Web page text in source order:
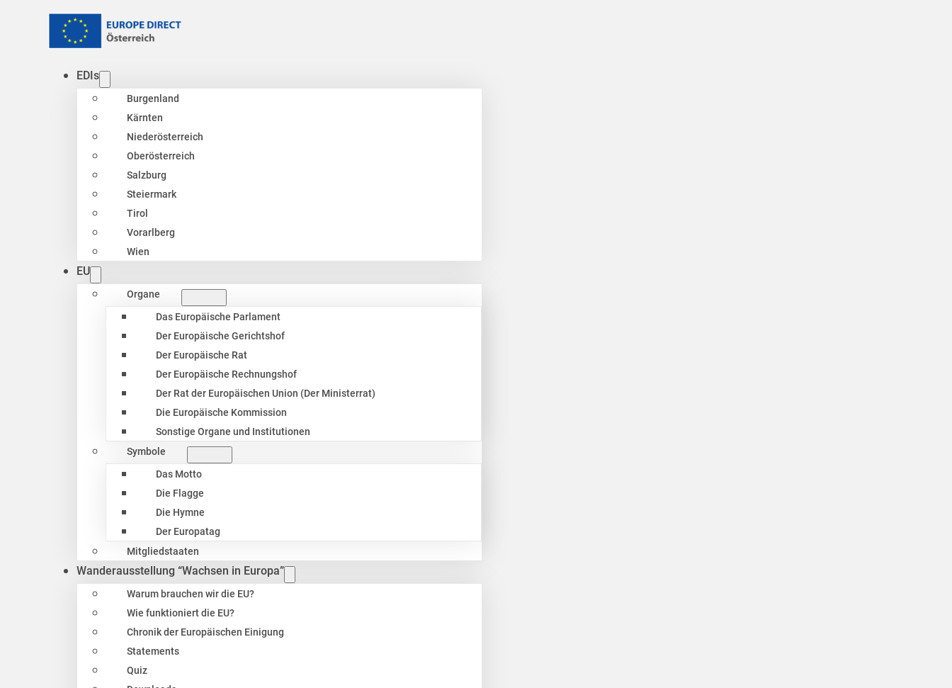
EDIs
Burgenland
Kärnten
Niederösterreich
Oberösterreich
Salzburg
Steiermark
Tirol
Vorarlberg
Wien
EU
Organe
Das Europäische Parlament
Der Europäische Gerichtshof
Der Europäische Rat
Der Europäische Rechnungshof
Der Rat der Europäischen Union (Der Ministerrat)
Die Europäische Kommission
Sonstige Organe und Institutionen
Symbole
Das Motto
Die Flagge
Die Hymne
Der Europatag
Mitgliedstaaten
Wanderausstellung “Wachsen in Europa”
Warum brauchen wir die EU?
Wie funktioniert die EU?
Chronik der Europäischen Einigung
Statements
Quiz